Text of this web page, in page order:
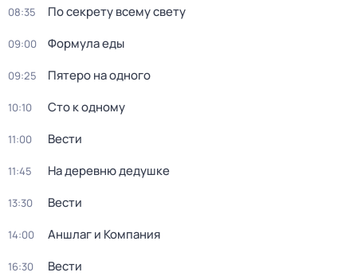
08:35 По секрету всему свету
09:00 Формула еды
09:25 Пятеро на одного
10:10 Сто к одному
11:00 Вести
11:45 На деревню дедушке
13:30 Вести
14:00 Аншлаг и Компания
16:30 Вести